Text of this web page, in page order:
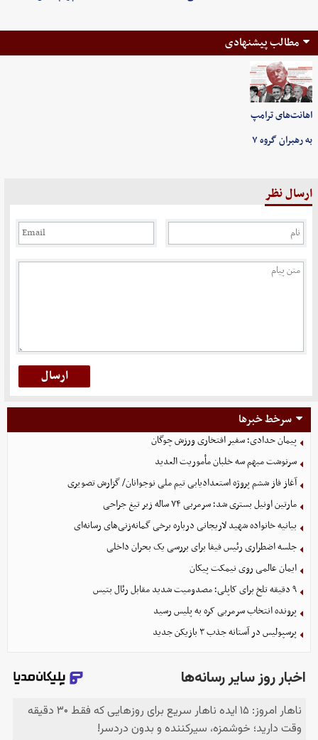
مطالب پیشنهادی
اهانت‌های ترامپ
به رهبران گروه ۷
ارسال نظر
سرخط خبرها
پیمان حدادی؛ سفیر افتخاری ورزش چوگان
سرنوشت مبهم سه خلبان مأموریت العدید
آغاز فاز ششم پروژه استعدادیابی تیم ملی نوجوانان/ گزارش تصویری
مارتین اونیل بستری شد؛ سرمربی ۷۴ ساله زیر تیغ جراحی
بیانیه خانواده شهید لاریجانی درباره برخی گمانه‌زنی‌های رسانه‌ای
جلسه اضطراری رئیس فیفا برای بررسی یک بحران داخلی
ایمان عالمی روی نیمکت پیکان
۹ دقیقه تلخ برای کاپلی؛ مصدومیت شدید مقابل رئال بتیس
پرونده انتخاب سرمربی کره به پلیس رسید
پرسپولیس در آستانه جذب ۳ بازیکن جدید